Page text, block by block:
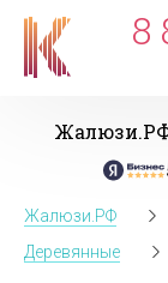
8
Жалюзи.РФ
Жалюзи.РФ
Деревянные